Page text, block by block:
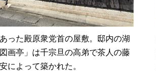
った殿原衆党首の屋敷。邸内の湖
画亭」は千宗旦の高弟で茶人の藤
によって築かれた。